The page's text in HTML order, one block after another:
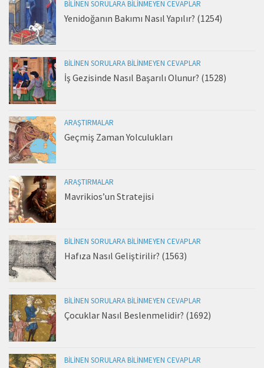
BILINEN SORULARA BILINMEYEN CEVAPLAR
Yenidoğanın Bakımı Nasıl Yapılır? (1254)
BILINEN SORULARA BILINMEYEN CEVAPLAR
İş Gezisinde Nasıl Başarılı Olunur? (1528)
ARAŞTIRMALAR
Geçmiş Zaman Yolculukları
ARAŞTIRMALAR
Mavrikios’un Stratejisi
BILINEN SORULARA BILINMEYEN CEVAPLAR
Hafıza Nasıl Geliştirilir? (1563)
BILINEN SORULARA BILINMEYEN CEVAPLAR
Çocuklar Nasıl Beslenmelidir? (1692)
BILINEN SORULARA BILINMEYEN CEVAPLAR